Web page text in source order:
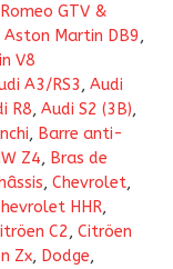
GTV &
Aston Martin DB9,
V8
A3/RS3, Audi
R8, Audi S2 (3B),
, Barre anti-
Z4, Bras de
, Chevrolet,
HHR,
C2, Citröen
Zx, Dodge,